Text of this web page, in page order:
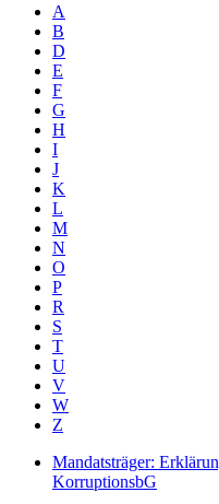
A
B
D
E
F
G
H
I
J
K
L
M
N
O
P
R
S
T
U
V
W
Z
Mandatsträger:
KorruptionsbG